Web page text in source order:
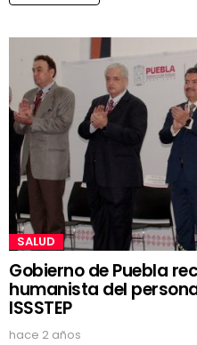
SALUD
Gobierno de Puebla
humanista del
ISSSTEP
hace 2 años